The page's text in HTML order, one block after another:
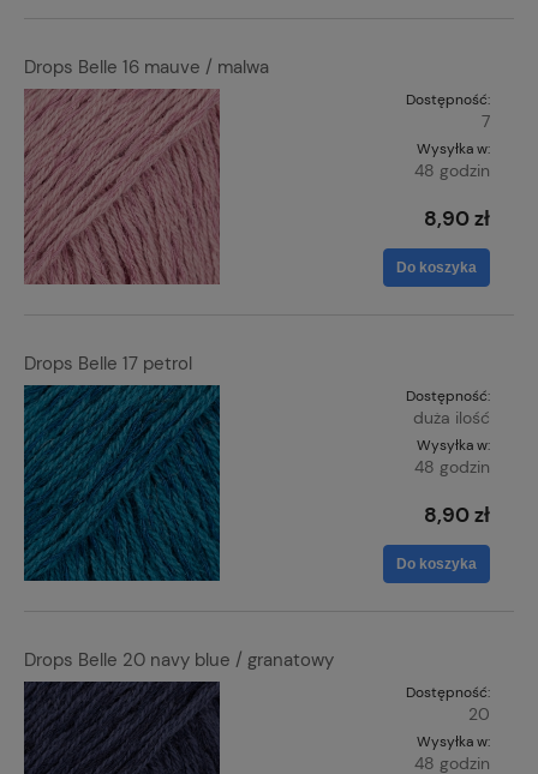
Drops Belle 16 mauve / malwa
Dostępność:
7
Wysyłka w:
48 godzin
8,90 zł
Do koszyka
Drops Belle 17 petrol
Dostępność:
duża ilość
Wysyłka w:
48 godzin
8,90 zł
Do koszyka
Drops Belle 20 navy blue / granatowy
Dostępność:
20
Wysyłka w:
48 godzin